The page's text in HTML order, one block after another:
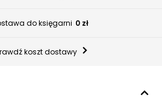
do księgarni 0 zł
koszt dostawy